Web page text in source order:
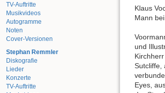
TV-Auftritte
Musikvideos
Autogramme
Noten
Cover-Versionen
Stephan Remmler
Diskografie
Lieder
Konzerte
TV-Auftritte
Klaus
Mann
und
Sutcliffe,
Eyes,